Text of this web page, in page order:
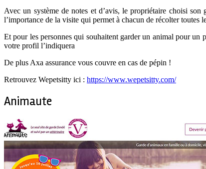
Avec un système de notes et d’avis, le propriétaire choisi
l’importance de la visite qui permet à chacun de récolter toutes
Et pour les personnes qui souhaitent garder un animal pour un
votre profil l’indiquera
De plus Axa assurance vous couvre en cas de pépin !
Retrouvez Wepetsitty ici : https://www.wepetsitty.com/
Animaute